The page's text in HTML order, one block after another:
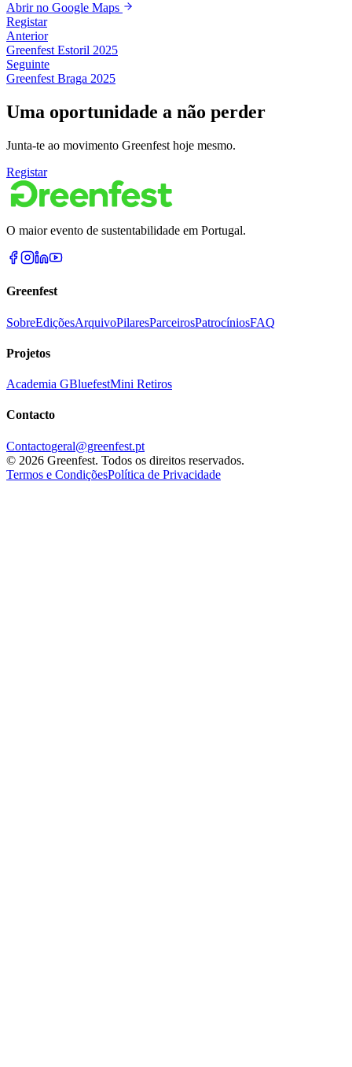
Abrir no Google Maps
Registar
Anterior
Greenfest Estoril 2025
Seguinte
Greenfest Braga 2025
Uma oportunidade a não perder
Junta-te ao movimento Greenfest hoje mesmo.
Registar
O maior evento de sustentabilidade em Portugal.
Greenfest
SobreEdiçõesArquivoPilaresParceirosPatrocíniosFAQ
Projetos
Academia GBluefestMini Retiros
Contacto
Contactogeral@greenfest.pt
© 2026 Greenfest. Todos os direitos reservados.
Termos e CondiçõesPolítica de Privacidade